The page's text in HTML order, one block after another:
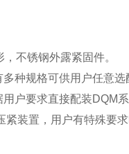
不锈钢外露紧固件。
种规格可供用户任意选
户要求直接配装DQM
装置，用户有特殊要求